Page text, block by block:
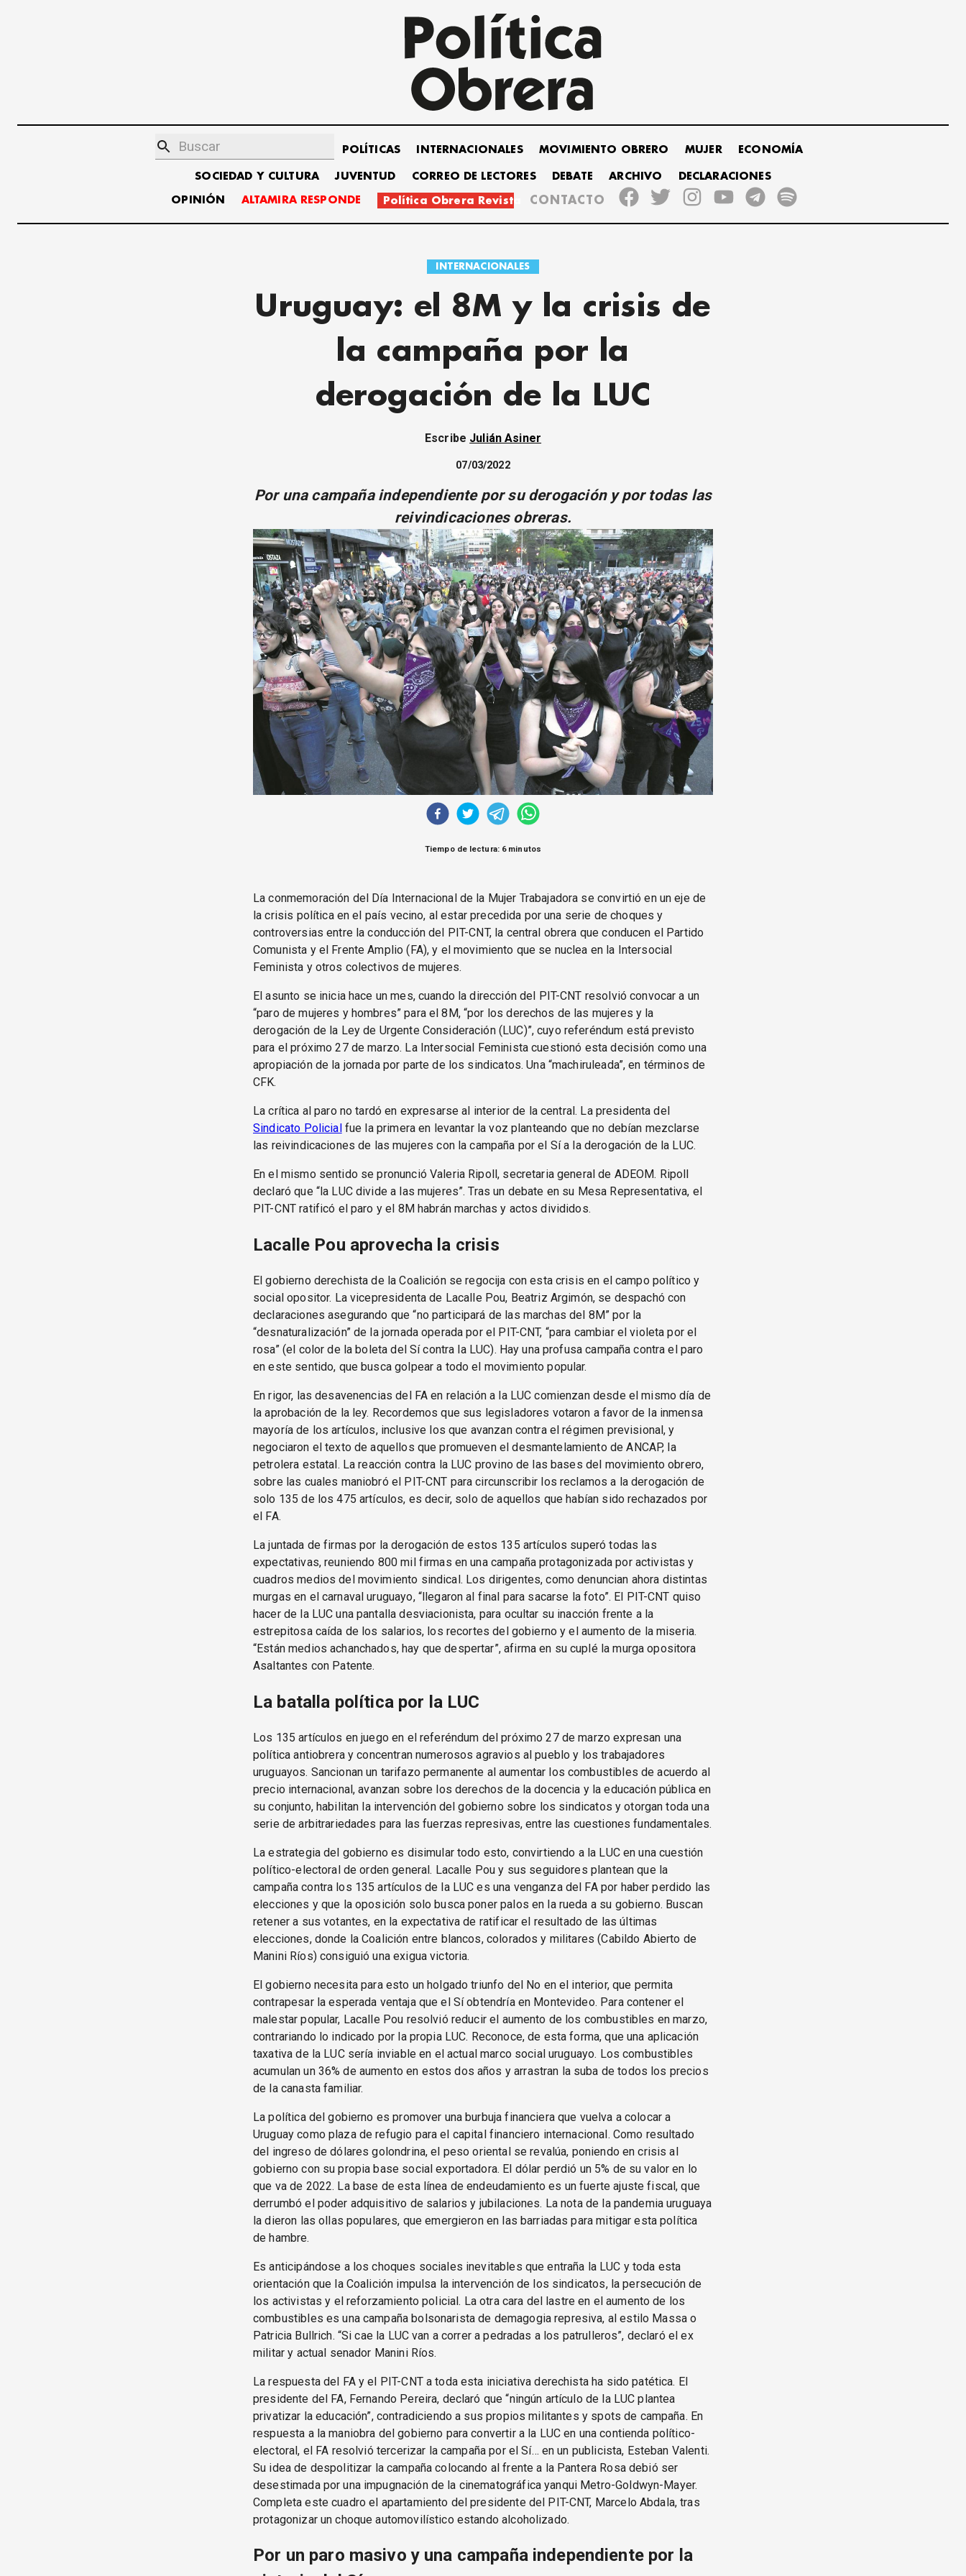
POLÍTICAS INTERNACIONALES MOVIMIENTO OBRERO MUJER ECONOMÍA
SOCIEDAD Y CULTURA JUVENTUD CORREO DE LECTORES DEBATE ARCHIVO DECLARACIONES
OPINIÓN ALTAMIRA RESPONDE Política Obrera Revista CONTACTO
INTERNACIONALES
Uruguay: el 8M y la crisis de
la campaña por la
derogación de la LUC
Escribe Julián Asiner
07/03/2022
Por una campaña independiente por su derogación y por todas las
reivindicaciones obreras.
Tiempo de lectura: 6 minutos
La conmemoración del Día Internacional de la Mujer Trabajadora se convirtió en un eje de
la crisis política en el país vecino, al estar precedida por una serie de choques y
controversias entre la conducción del PIT-CNT, la central obrera que conducen el Partido
Comunista y el Frente Amplio (FA), y el movimiento que se nuclea en la Intersocial
Feminista y otros colectivos de mujeres.
El asunto se inicia hace un mes, cuando la dirección del PIT-CNT resolvió convocar a un
“paro de mujeres y hombres” para el 8M, “por los derechos de las mujeres y la
derogación de la Ley de Urgente Consideración (LUC)”, cuyo referéndum está previsto
para el próximo 27 de marzo. La Intersocial Feminista cuestionó esta decisión como una
apropiación de la jornada por parte de los sindicatos. Una “machiruleada”, en términos de
CFK.
La crítica al paro no tardó en expresarse al interior de la central. La presidenta del
Sindicato Policialfue la primera en levantar la voz planteando que no debían mezclarse
las reivindicaciones de las mujeres con la campaña por el Sí a la derogación de la LUC.
En el mismo sentido se pronunció Valeria Ripoll, secretaria general de ADEOM. Ripoll
declaró que “la LUC divide a las mujeres”. Tras un debate en su Mesa Representativa, el
PIT-CNT ratificó el paro y el 8M habrán marchas y actos divididos.
Lacalle Pou aprovecha la crisis
El gobierno derechista de la Coalición se regocija con esta crisis en el campo político y
social opositor. La vicepresidenta de Lacalle Pou, Beatriz Argimón, se despachó con
declaraciones asegurando que “no participará de las marchas del 8M” por la
“desnaturalización” de la jornada operada por el PIT-CNT, “para cambiar el violeta por el
rosa” (el color de la boleta del Sí contra la LUC). Hay una profusa campaña contra el paro
en este sentido, que busca golpear a todo el movimiento popular.
En rigor, las desavenencias del FA en relación a la LUC comienzan desde el mismo día de
la aprobación de la ley. Recordemos que sus legisladores votaron a favor de la inmensa
mayoría de los artículos, inclusive los que avanzan contra el régimen previsional, y
negociaron el texto de aquellos que promueven el desmantelamiento de ANCAP, la
petrolera estatal. La reacción contra la LUC provino de las bases del movimiento obrero,
sobre las cuales maniobró el PIT-CNT para circunscribir los reclamos a la derogación de
solo 135 de los 475 artículos, es decir, solo de aquellos que habían sido rechazados por
el FA.
La juntada de firmas por la derogación de estos 135 artículos superó todas las
expectativas, reuniendo 800 mil firmas en una campaña protagonizada por activistas y
cuadros medios del movimiento sindical. Los dirigentes, como denuncian ahora distintas
murgas en el carnaval uruguayo, “llegaron al final para sacarse la foto”. El PIT-CNT quiso
hacer de la LUC una pantalla desviacionista, para ocultar su inacción frente a la
estrepitosa caída de los salarios, los recortes del gobierno y el aumento de la miseria.
“Están medios achanchados, hay que despertar”, afirma en su cuplé la murga opositora
Asaltantes con Patente.
La batalla política por la LUC
Los 135 artículos en juego en el referéndum del próximo 27 de marzo expresan una
política antiobrera y concentran numerosos agravios al pueblo y los trabajadores
uruguayos. Sancionan un tarifazo permanente al aumentar los combustibles de acuerdo al
precio internacional, avanzan sobre los derechos de la docencia y la educación pública en
su conjunto, habilitan la intervención del gobierno sobre los sindicatos y otorgan toda una
serie de arbitrariedades para las fuerzas represivas, entre las cuestiones fundamentales.
La estrategia del gobierno es disimular todo esto, convirtiendo a la LUC en una cuestión
político-electoral de orden general. Lacalle Pou y sus seguidores plantean que la
campaña contra los 135 artículos de la LUC es una venganza del FA por haber perdido las
elecciones y que la oposición solo busca poner palos en la rueda a su gobierno. Buscan
retener a sus votantes, en la expectativa de ratificar el resultado de las últimas
elecciones, donde la Coalición entre blancos, colorados y militares (Cabildo Abierto de
Manini Ríos) consiguió una exigua victoria.
El gobierno necesita para esto un holgado triunfo del No en el interior, que permita
contrapesar la esperada ventaja que el Sí obtendría en Montevideo. Para contener el
malestar popular, Lacalle Pou resolvió reducir el aumento de los combustibles en marzo,
contrariando lo indicado por la propia LUC. Reconoce, de esta forma, que una aplicación
taxativa de la LUC sería inviable en el actual marco social uruguayo. Los combustibles
acumulan un 36% de aumento en estos dos años y arrastran la suba de todos los precios
de la canasta familiar.
La política del gobierno es promover una burbuja financiera que vuelva a colocar a
Uruguay como plaza de refugio para el capital financiero internacional. Como resultado
del ingreso de dólares golondrina, el peso oriental se revalúa, poniendo en crisis al
gobierno con su propia base social exportadora. El dólar perdió un 5% de su valor en lo
que va de 2022. La base de esta línea de endeudamiento es un fuerte ajuste fiscal, que
derrumbó el poder adquisitivo de salarios y jubilaciones. La nota de la pandemia uruguaya
la dieron las ollas populares, que emergieron en las barriadas para mitigar esta política
de hambre.
Es anticipándose a los choques sociales inevitables que entraña la LUC y toda esta
orientación que la Coalición impulsa la intervención de los sindicatos, la persecución de
los activistas y el reforzamiento policial. La otra cara del lastre en el aumento de los
combustibles es una campaña bolsonarista de demagogia represiva, al estilo Massa o
Patricia Bullrich. “Si cae la LUC van a correr a pedradas a los patrulleros”, declaró el ex
militar y actual senador Manini Ríos.
La respuesta del FA y el PIT-CNT a toda esta iniciativa derechista ha sido patética. El
presidente del FA, Fernando Pereira, declaró que “ningún artículo de la LUC plantea
privatizar la educación”, contradiciendo a sus propios militantes y spots de campaña. En
respuesta a la maniobra del gobierno para convertir a la LUC en una contienda político-
electoral, el FA resolvió tercerizar la campaña por el Sí… en un publicista, Esteban Valenti.
Su idea de despolitizar la campaña colocando al frente a la Pantera Rosa debió ser
desestimada por una impugnación de la cinematográfica yanqui Metro-Goldwyn-Mayer.
Completa este cuadro el apartamiento del presidente del PIT-CNT, Marcelo Abdala, tras
protagonizar un choque automovilístico estando alcoholizado.
Por un paro masivo y una campaña independiente por la